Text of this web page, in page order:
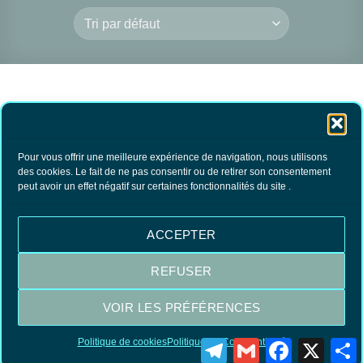
Pour vous offrir une meilleure expérience de navigation, nous utilisons
des cookies. Le fait de ne pas consentir ou de retirer son consentement
peut avoir un effet négatif sur certaines fonctionnalités du site .
ACCEPTER
REFUSER
VOIR LES PRÉFÉRENCES
Politique de cookiesPolitique de Confidentialité
Teinture Haute
15.90€ TTC
PANIER
Visa MasterCardPayPal
TelegramGmail Facebook